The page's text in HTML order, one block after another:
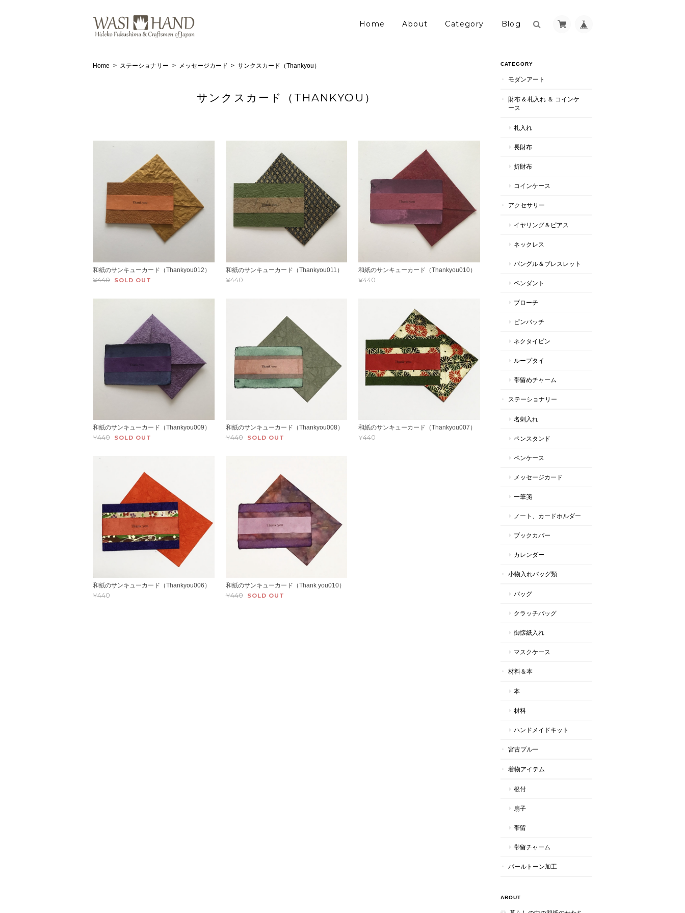
Home About Category Blog
Home ステーショナリー メッセージカード サンクスカード（Thankyou）
サンクスカード（THANKYOU）
和紙のサンキューカード（Thankyou012）
¥440 SOLD OUT
和紙のサンキューカード（Thankyou011）
¥440
和紙のサンキューカード（Thankyou010）
¥440
和紙のサンキューカード（Thankyou009）
¥440 SOLD OUT
和紙のサンキューカード（Thankyou008）
¥440 SOLD OUT
和紙のサンキューカード（Thankyou007）
¥440
和紙のサンキューカード（Thankyou006）
¥440
和紙のサンキューカード（Thank you010）
¥440 SOLD OUT
CATEGORY
モダンアート
財布 & 札入れ ＆ コインケ
ース
札入れ
長財布
折財布
コインケース
アクセサリー
イヤリング＆ピアス
ネックレス
バングル＆ブレスレット
ペンダント
ブローチ
ピンバッチ
ネクタイピン
ループタイ
帯留めチャーム
ステーショナリー
名刺入れ
ペンスタンド
ペンケース
メッセージカード
一筆箋
ノート、カードホルダー
ブックカバー
カレンダー
小物入れバッグ類
バッグ
クラッチバッグ
御懐紙入れ
マスクケース
材料＆本
本
材料
ハンドメイドキット
宮古ブルー
着物アイテム
根付
扇子
帯留
帯留チャーム
パールトーン加工
ABOUT